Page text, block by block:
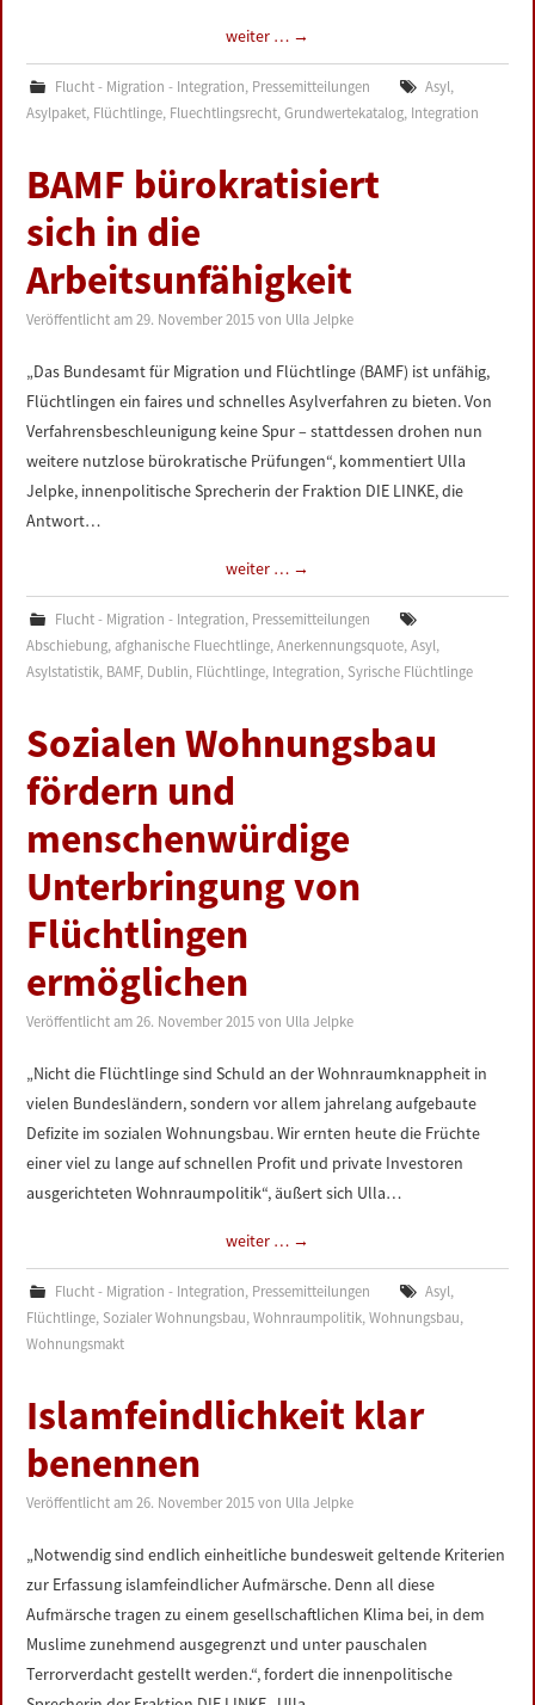
weiter … →
Flucht - Migration - Integration, Pressemitteilungen Asyl,
Asylpaket, Flüchtlinge, Fluechtlingsrecht,Grundwertekatalog, Integration
BAMF bürokratisiert
sich in die
Arbeitsunfähigkeit
Veröffentlicht am29. November 2015 von Ulla Jelpke
„Das Bundesamt für Migration und Flüchtlinge (BAMF) ist unfähig,
Flüchtlingen ein faires und schnelles Asylverfahren zu bieten. Von
Verfahrensbeschleunigung keine Spur – stattdessen drohen nun
weitere nutzlose bürokratische Prüfungen“, kommentiert Ulla
Jelpke, innenpolitische Sprecherin der Fraktion DIE LINKE, die
Antwort…
weiter … →
Flucht - Migration - Integration, Pressemitteilungen
Abschiebung,afghanische Fluechtlinge,Anerkennungsquote,Asyl,
Asylstatistik, BAMF, Dublin, Flüchtlinge, Integration, Syrische Flüchtlinge
Sozialen Wohnungsbau
fördern und
menschenwürdige
Unterbringung von
Flüchtlingen
ermöglichen
Veröffentlicht am26. November 2015 von Ulla Jelpke
„Nicht die Flüchtlinge sind Schuld an der Wohnraumknappheit in
vielen Bundesländern, sondern vor allem jahrelang aufgebaute
Defizite im sozialen Wohnungsbau. Wir ernten heute die Früchte
einer viel zu lange auf schnellen Profit und private Investoren
ausgerichteten Wohnraumpolitik“, äußert sich Ulla…
weiter … →
Flucht - Migration - Integration, Pressemitteilungen Asyl,
Flüchtlinge, Sozialer Wohnungsbau,Wohnraumpolitik,Wohnungsbau,
Wohnungsmakt
Islamfeindlichkeit klar
benennen
Veröffentlicht am26. November 2015 von Ulla Jelpke
„Notwendig sind endlich einheitliche bundesweit geltende Kriterien
zur Erfassung islamfeindlicher Aufmärsche. Denn all diese
Aufmärsche tragen zu einem gesellschaftlichen Klima bei, in dem
Muslime zunehmend ausgegrenzt und unter pauschalen
Terrorverdacht gestellt werden.“, fordert die innenpolitische